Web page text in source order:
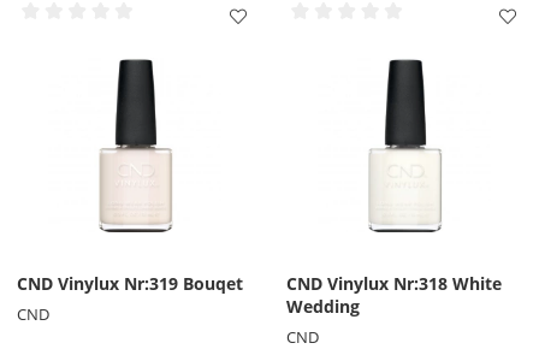
CND Vinylux Nr:319 Bouqet
CND
CND Vinylux Nr:318 White
Wedding
CND